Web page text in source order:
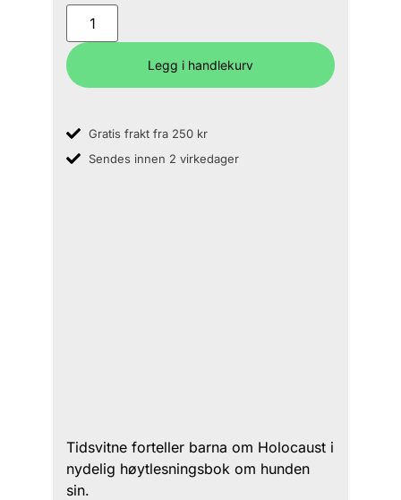
Legg i handlekurv
Gratis frakt fra 250 kr
Sendes innen 2 virkedager
Tidsvitne forteller barna om Holocaust i
nydelig høytlesningsbok om hunden
sin.